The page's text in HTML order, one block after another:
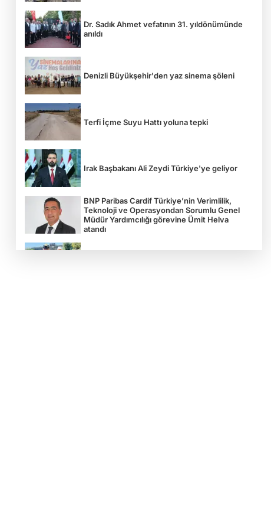
Dr. Sadık Ahmet vefatının 31. yıldönümünde
anıldı
Denizli Büyükşehir'den yaz sinema şöleni
Terfi İçme Suyu Hattı yoluna tepki
Irak Başbakanı Ali Zeydi Türkiye'ye geliyor
BNP Paribas Cardif Türkiye’nin Verimlilik,
Teknoloji ve Operasyondan Sorumlu Genel
Müdür Yardımcılığı görevine Ümit Helva
atandı